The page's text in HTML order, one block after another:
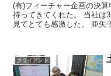
(有)フィーチャー企画の決
持ってきてくれた。 当社は3月決算、5月末に申告が済んだ決算書を
見てとても感激した。 亜矢子社長に、決算書から読み解く企業の評
クライアント